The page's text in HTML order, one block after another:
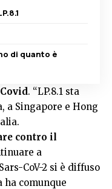
di quanto è
. “LP.8.1 sta
a Singapore e Hong
contro il
a
CoV-2 si è diffuso
comunque